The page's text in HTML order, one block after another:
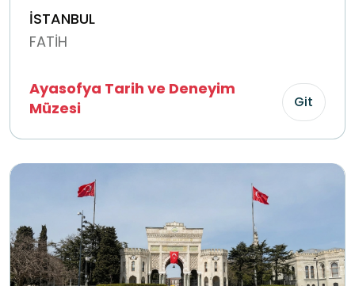
İSTANBUL
FATİH
Ayasofya Tarih ve Deneyim
Müzesi
Git